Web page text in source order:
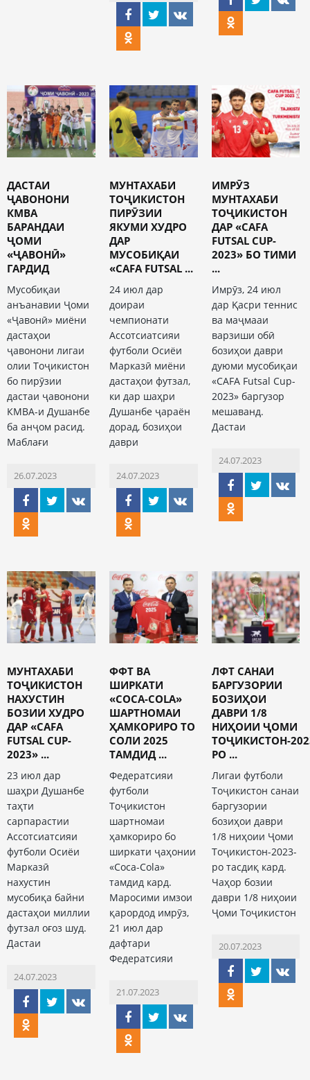
ДАСТАИ
ҶАВОНОНИ
КМВА
БАРАНДАИ
ҶОМИ
«ҶАВОНӢ»
ГАРДИД
Мусобиқаи
анъанавии Ҷоми
«Ҷавонӣ» миёни
дастаҳои
ҷавонони лигаи
олии Тоҷикистон
бо пирӯзии
дастаи ҷавонони
КМВА-и Душанбе
ба анҷом расид.
Маблағи
26.07.2023
МУНТАХАБИ
ТОҶИКИСТОН
ПИРӮЗИИ
ЯКУМИ ХУДРО
ДАР
МУСОБИҚАИ
«CAFA FUTSAL ...
24 июл дар
доираи
чемпионати
Ассотсиатсияи
футболи Осиёи
Марказӣ миёни
дастаҳои футзал,
ки дар шаҳри
Душанбе ҷараён
дорад, бозиҳои
даври
24.07.2023
ИМРӮЗ
МУНТАХАБИ
ТОҶИКИСТОН
ДАР «CAFA
FUTSAL CUP-
2023» БО ТИМИ
...
Имрӯз, 24 июл
дар Қасри теннис
ва маҷмааи
варзиши обӣ
бозиҳои даври
дуюми мусобиқаи
«CAFA Futsal Cup-
2023» баргузор
мешаванд.
Дастаи
24.07.2023
МУНТАХАБИ
ТОҶИКИСТОН
НАХУСТИН
БОЗИИ ХУДРО
ДАР «CAFA
FUTSAL CUP-
2023» ...
23 июл дар
шаҳри Душанбе
таҳти
сарпарастии
Ассотсиатсияи
футболи Осиёи
Марказӣ
нахустин
мусобиқа байни
дастаҳои миллии
футзал оғоз шуд.
Дастаи
24.07.2023
ФФТ ВА
ШИРКАТИ
«COCA-COLA»
ШАРТНОМАИ
ҲАМКОРИРО ТО
СОЛИ 2025
ТАМДИД ...
Федератсияи
футболи
Тоҷикистон
шартномаи
ҳамкориро бо
ширкати ҷаҳонии
«Coca-Cola»
тамдид кард.
Маросими имзои
қарордод имрӯз,
21 июл дар
дафтари
Федератсияи
21.07.2023
ЛФТ САНАИ
БАРГУЗОРИИ
БОЗИҲОИ
ДАВРИ 1/8
НИҲОИИ ҶОМИ
ТОҶИКИСТОН-
РО ...
Лигаи футболи
Тоҷикистон санаи
баргузории
бозиҳои даври
1/8 ниҳоии Ҷоми
Тоҷикистон-2023-
ро тасдиқ кард.
Чаҳор бозии
даври 1/8 ниҳоии
Ҷоми Тоҷикистон
20.07.2023